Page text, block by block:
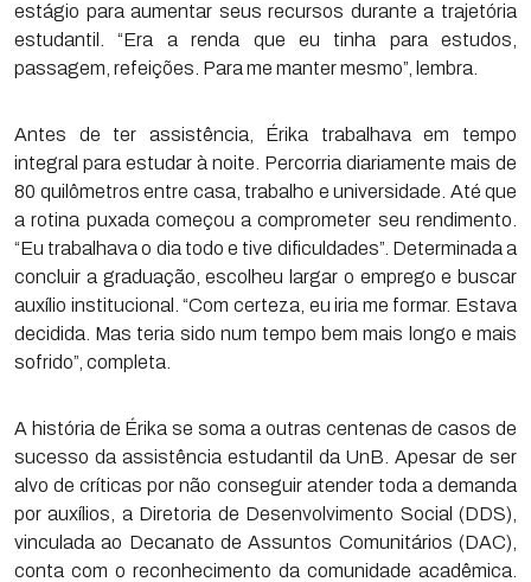
estágio para aumentar seus recursos durante a trajetória
estudantil. “Era a renda que eu tinha para estudos,
passagem, refeições. Para me manter mesmo”, lembra.
Antes de ter assistência, Érika trabalhava em tempo
integral para estudar à noite. Percorria diariamente mais de
80 quilômetros entre casa, trabalho e universidade. Até que
a rotina puxada começou a comprometer seu rendimento.
“Eu trabalhava o dia todo e tive dificuldades”. Determinada a
concluir a graduação, escolheu largar o emprego e buscar
auxílio institucional. “Com certeza, eu iria me formar. Estava
decidida. Mas teria sido num tempo bem mais longo e mais
sofrido”, completa.
A história de Érika se soma a outras centenas de casos de
sucesso da assistência estudantil da UnB. Apesar de ser
alvo de críticas por não conseguir atender toda a demanda
por auxílios, a Diretoria de Desenvolvimento Social (DDS),
vinculada ao Decanato de Assuntos Comunitários (DAC),
conta com o reconhecimento da comunidade acadêmica.